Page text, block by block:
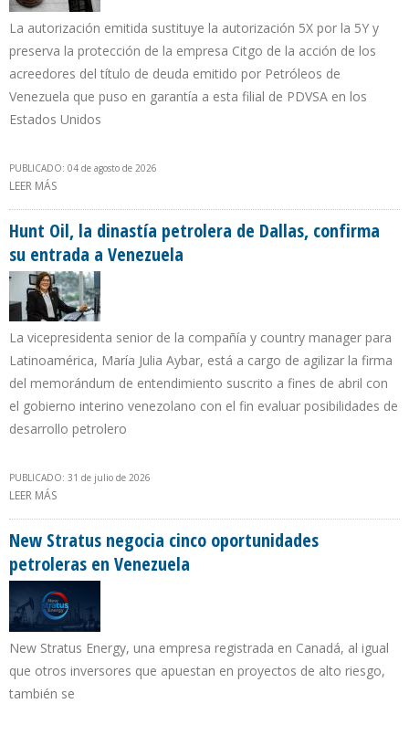
La autorización emitida sustituye la autorización 5X por la 5Y y
preserva la protección de la empresa Citgo de la acción de los
acreedores del título de deuda emitido por Petróleos de
Venezuela que puso en garantía a esta filial de PDVSA en los
Estados Unidos
PUBLICADO: 04 de agosto de 2026
LEER MÁS
Hunt Oil, la dinastía petrolera de Dallas, confirma
su entrada a Venezuela
La vicepresidenta senior de la compañía y country manager para
Latinoamérica, María Julia Aybar, está a cargo de agilizar la firma
del memorándum de entendimiento suscrito a fines de abril con
el gobierno interino venezolano con el fin evaluar posibilidades de
desarrollo petrolero
PUBLICADO: 31 de julio de 2026
LEER MÁS
New Stratus negocia cinco oportunidades
petroleras en Venezuela
New Stratus Energy, una empresa registrada en Canadá, al igual
que otros inversores que apuestan en proyectos de alto riesgo,
también se